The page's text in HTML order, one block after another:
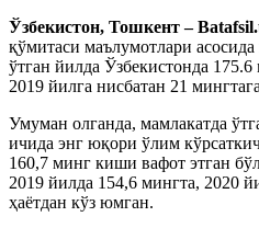
Ўзбекистон, Тошкент –
қўмитаси маълумотлари
ўтган йилда Ўзбекистонда
2019 йилга нисбатан 21
Умуман олганда, мамлакатда
ичида энг юқори ўлим
160,7 минг киши вафот этган
2019 йилда 154,6 мингта, 2020
ҳаётдан кўз юмган.